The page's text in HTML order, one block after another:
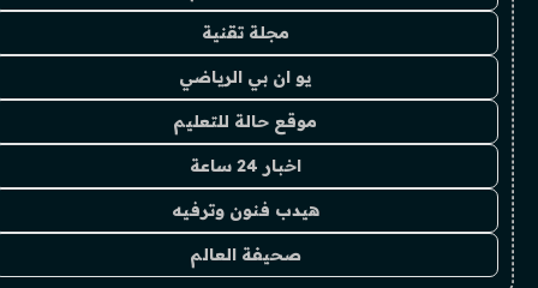
مجلة تقنية
يو ان بي الرياضي
موقع حالة للتعليم
اخبار 24 ساعة
هيدب فنون وترفيه
صحيفة العالم